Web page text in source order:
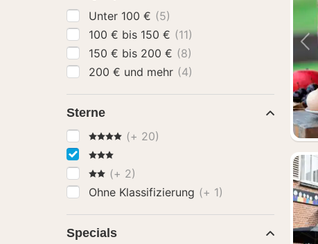
Unter 100 € (5)
100 € bis 150 € (11)
150 € bis 200 € (8)
200 € und mehr (4)
Sterne
4 Sterne(+ 20)
3 Sterne
2 Sterne
(+ 2)
Ohne Klassifizierung (+ 1)
Specials